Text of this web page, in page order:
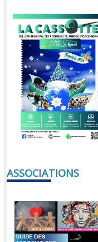
ASSOCIATIONS